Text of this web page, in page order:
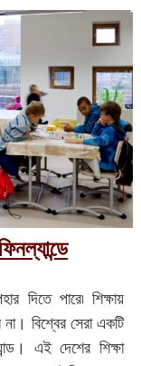
দিতে পারে৷ শিক্ষায়
বিশ্বের সেরা একটি
এই দেশের শিক্ষা